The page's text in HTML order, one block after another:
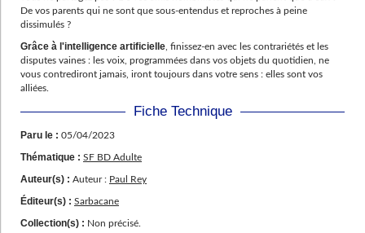
De vos parents qui ne sont que sous-entendus et reproches à peine
dissimulés ?
Grâce à l'intelligence artificielle , finissez-en avec les contrariétés et les
disputes vaines : les voix, programmées dans vos objets du quotidien, ne
vous contrediront jamais, iront toujours dans votre sens : elles sont vos
alliées.
Fiche Technique
Paru le : 05/04/2023
Thématique : SF BD Adulte
Auteur(s) : Auteur : Paul Rey
Éditeur(s) : Sarbacane
Collection(s) : Non précisé.